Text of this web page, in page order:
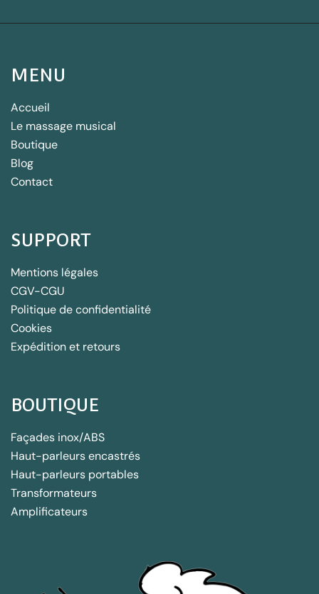
MENU
Accueil
Le massage musical
Boutique
Blog
Contact
SUPPORT
Mentions légales
CGV-CGU
Politique de confidentialité
Cookies
Expédition et retours
BOUTIQUE
Façades inox/ABS
Haut-parleurs encastrés
Haut-parleurs portables
Transformateurs
Amplificateurs